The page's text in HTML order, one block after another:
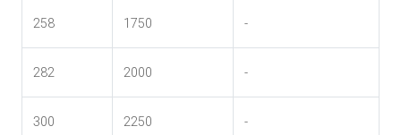
258 1750 -
282 2000 -
300 2250 -